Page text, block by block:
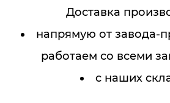
Доставка
напрямую от завода-
работаем со всеми
с наших